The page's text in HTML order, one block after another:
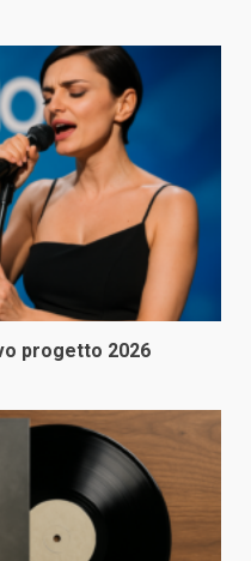
progetto 2026